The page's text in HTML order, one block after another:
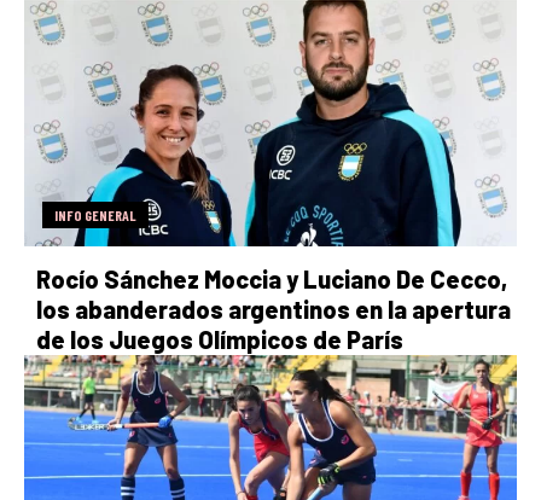
INFO GENERAL
Rocío Sánchez Moccia y Luciano De Cecco,
los abanderados argentinos en la apertura
de los Juegos Olímpicos de París